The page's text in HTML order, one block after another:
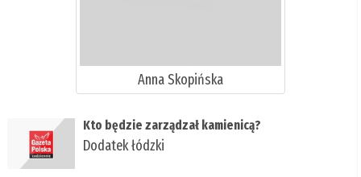
Anna Skopińska
​Kto będzie zarządzał kamienicą?
Dodatek łódzki